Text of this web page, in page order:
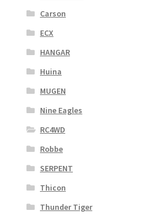
Carson
ECX
HANGAR
Huina
MUGEN
Nine Eagles
RC4WD
Robbe
SERPENT
Thicon
Thunder Tiger